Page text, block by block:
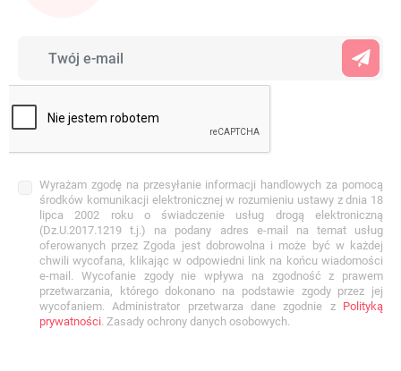
Wyrażam zgodę na przesyłanie informacji handlowych za pomocą
środków komunikacji elektronicznej w rozumieniu ustawy z dnia 18
lipca 2002 roku o świadczenie usług drogą elektroniczną
(Dz.U.2017.1219 t.j.) na podany adres e-mail na temat usług
oferowanych przez Zgoda jest dobrowolna i może być w każdej
chwili wycofana, klikając w odpowiedni link na końcu wiadomości
e-mail. Wycofanie zgody nie wpływa na zgodność z prawem
przetwarzania, którego dokonano na podstawie zgody przez jej
wycofaniem. Administrator przetwarza dane zgodnie z Polityką
prywatności. Zasady ochrony danych osobowych.